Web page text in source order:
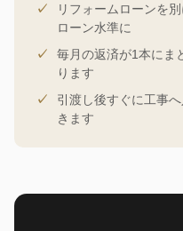
リフォームローンを
ローン水準に
毎月の返済が1本にま
ります
引渡し後すぐに工事
きます